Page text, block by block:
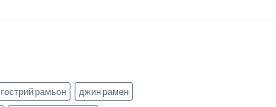
гострий рамьон
джин рамен